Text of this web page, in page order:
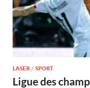
LASER / SPORT
Ligue des